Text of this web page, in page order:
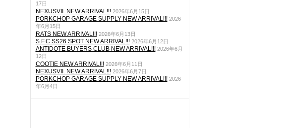
17日
NEXUSVII. NEW ARRIVAL!!! 2026年6月15日
PORKCHOP GARAGE SUPPLY NEW ARRIVAL!!! 2026
年6月15日
RATS NEW ARRIVAL!!! 2026年6月13日
S.F.C SS26 SPOT NEW ARRIVAL!!! 2026年6月12日
ANTIDOTE BUYERS CLUB NEW ARRIVAL!!! 2026年6月
12日
COOTIE NEW ARRIVAL!!! 2026年6月11日
NEXUSVII. NEW ARRIVAL!!! 2026年6月7日
PORKCHOP GARAGE SUPPLY NEW ARRIVAL!!! 2026
年6月4日